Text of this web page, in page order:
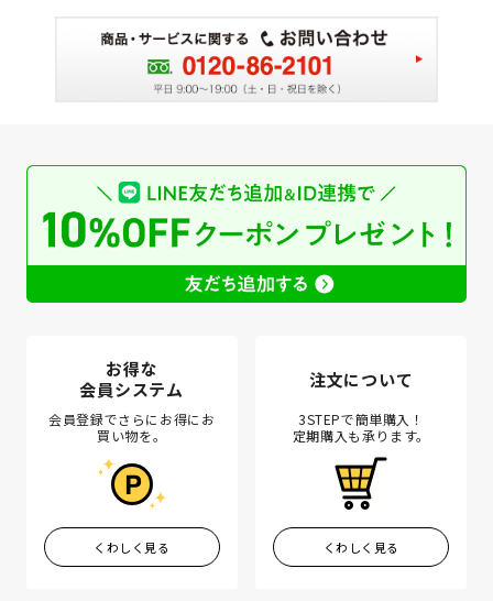
お得な
会員システム
会員登録でさらにお得にお
買い物を。
くわしく見る
注文について
3STEPで簡単購入！
定期購入も承ります。
くわしく見る